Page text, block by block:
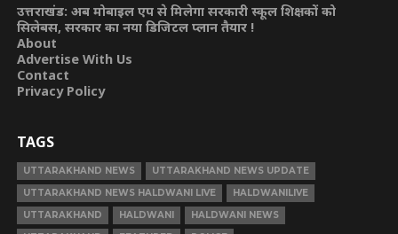
उत्तराखंड: अब मोबाइल एप से मिलेगा सरकारी स्कूल शिक्षकों को
सिलेबस, सरकार का नया डिजिटल प्लान तैयार !
About
Advertise With Us
Contact
Privacy Policy
TAGS
UTTARAKHAND NEWS
UTTARAKHAND NEWS UPDATE
UTTARAKHAND NEWS HALDWANI LIVE
HALDWANILIVE
UTTARAKHAND
HALDWANI
HALDWANI NEWS